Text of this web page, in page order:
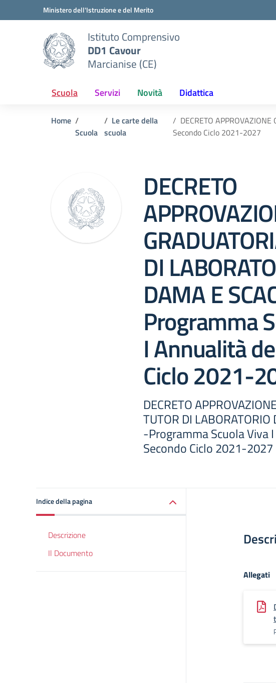
Vai ai contenuti
Vai al menu di navigazioneMinistero dell'Istruzione e del Merito
Istituto Comprensivo
DD1 Cavour
Marcianise (CE)
Scuola Servizi Novità Didattica
Home
Scuola
Le carte della
scuola
DECRETO
Secondo Ciclo 2021-2027
DECRETO
DI
DAMA E
Programma
I Annualità
Ciclo 2021-
DECRETO
TUTOR DI LABORATORIO
-Programma Scuola Viva
Secondo Ciclo 2021-2027
Indice della pagina
Descrizione
Il Documento
Allegati